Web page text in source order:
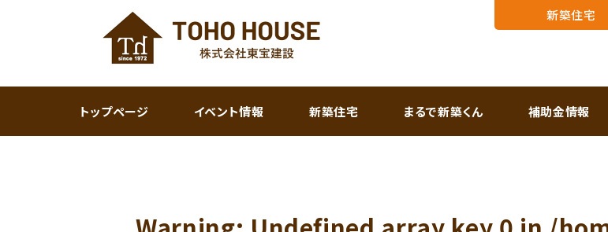
新築住宅
トップページ イベント情報 新築住宅 まるで新築くん 補助金情報